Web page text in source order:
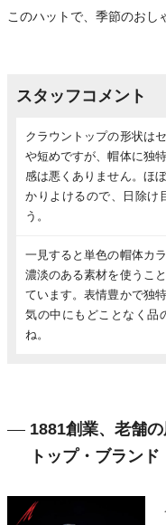
このハットで、季節のおし
スタッフコメント
クラウントップの形状は
や短めですが、帽体に独
感は悪くありません。ほ
かりよけるので、日除け
う。
一見すると単色の帽体カ
濃淡のある素材を使うこ
ています。表情豊かで独
気の中にもどことなく品
ね。
1881創業、老舗
トップ・ブランド